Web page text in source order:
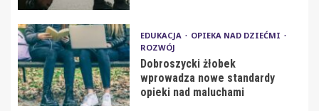
EDUKACJA
OPIEKA NAD DZIEĆMI
ROZWÓJ
Dobroszycki żłobek
wprowadza nowe standardy
opieki nad maluchami